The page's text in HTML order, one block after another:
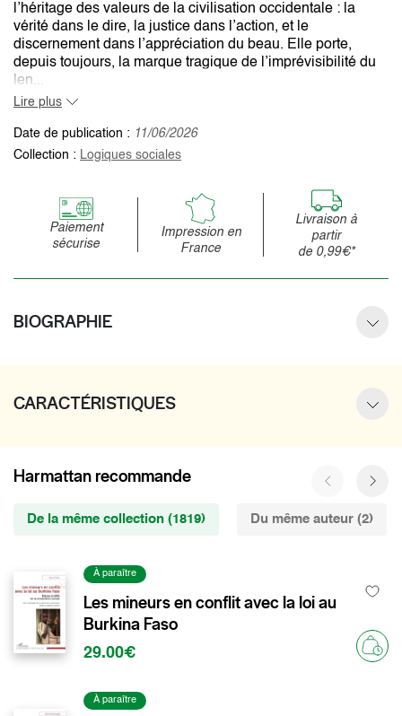
l’héritage des valeurs de la civilisation occidentale : la
vérité dans le dire, la justice dans l’action, et le
discernement dans l’appréciation du beau. Elle porte,
depuis toujours, la marque tragique de l’imprévisibilité du
len...
Lire plus
Date de publication : 11/06/2026
Collection : Logiques sociales
Paiement
sécurise
Impression en
France
Livraison à
partir
de 0,99€*
BIOGRAPHIE
CARACTÉRISTIQUES
Harmattan recommande
De la même collection (1819) Du même auteur (2)
À paraître
Les mineurs en conflit avec la loi au
Burkina Faso
29.00€
À paraître